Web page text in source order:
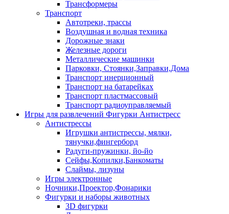
Трансформеры
Транспорт
Автотреки, трассы
Воздушная и водная техника
Дорожные знаки
Железные дороги
Металлические машинки
Парковки, Стоянки,Заправки,Дома
Транспорт инерционный
Транспорт на батарейках
Транспорт пластмассовый
Транспорт радиоуправляемый
Игры для развлечений Фигурки Антистресс
Антистрессы
Игрушки антистрессы, мялки,
тянучки,фингерборд
Радуги-пружинки, йо-йо
Сейфы,Копилки,Банкоматы
Слаймы, лизуны
Игры электронные
Ночники,Проектор,Фонарики
Фигурки и наборы животных
3D фигурки